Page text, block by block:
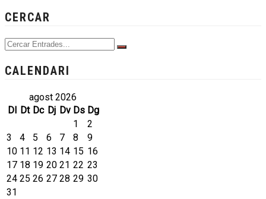
CERCAR
CALENDARI
agost 2026
Dl
Dt Dc Dj Dv Ds Dg
1
2
3
4 5 6 7 8
9
10 11 12 13 14 15 16
17 18 19 20 21 22 23
24 25 26 27 28 29 30
31